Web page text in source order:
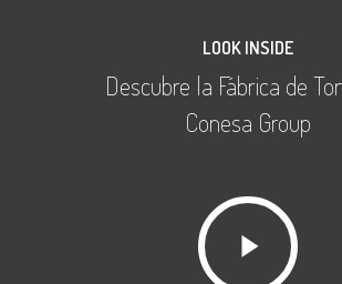
LOOK INSIDE
Descubre la Fábrica de
Conesa Group
Play
Video